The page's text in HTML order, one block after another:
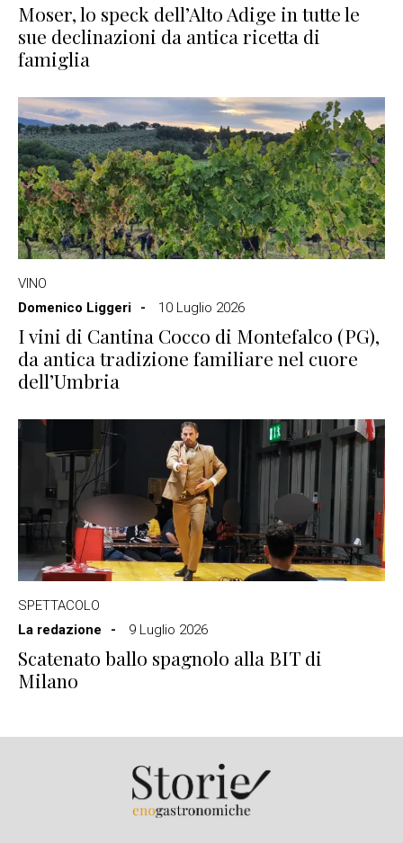
Moser, lo speck dell’Alto Adige in tutte le
sue declinazioni da antica ricetta di
famiglia
VINO
Domenico Liggeri
10 Luglio 2026
I vini di Cantina Cocco di Montefalco (PG),
da antica tradizione familiare nel cuore
dell’Umbria
SPETTACOLO
La redazione
9 Luglio 2026
Scatenato ballo spagnolo alla BIT di
Milano